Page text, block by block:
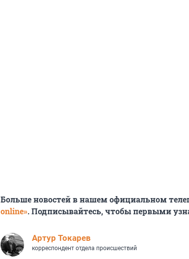
Больше новостей в нашем официальном
online». Подписывайтесь, чтобы первыми
Артур Токарев
корреспондент отдела происшествий